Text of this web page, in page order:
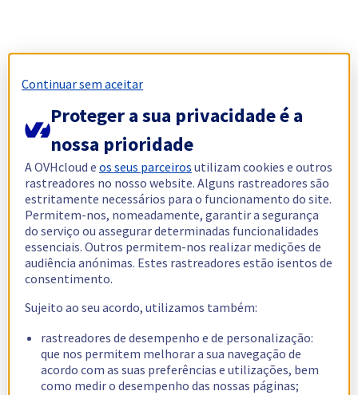
Continuar sem aceitar
Proteger a sua privacidade é a
nossa prioridade
A OVHcloud eos seus parceiros utilizam cookies e outros
rastreadores no nosso website. Alguns rastreadores são
estritamente necessários para o funcionamento do site.
Permitem-nos, nomeadamente, garantir a segurança
do serviço ou assegurar determinadas funcionalidades
essenciais. Outros permitem-nos realizar medições de
audiência anónimas. Estes rastreadores estão isentos de
consentimento.
Sujeito ao seu acordo, utilizamos também:
rastreadores de desempenho e de personalização:
que nos permitem melhorar a sua navegação de
acordo com as suas preferências e utilizações, bem
como medir o desempenho das nossas páginas;